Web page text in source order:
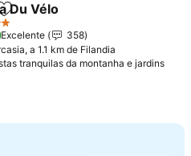
Adicionar aos favoritos
Du Vélo
Excelente
358
a 1.1 km de Filandia
tranquilas da montanha e jardins